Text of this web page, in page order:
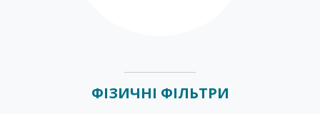
ФІЗИЧНІ ФІЛЬТРИ